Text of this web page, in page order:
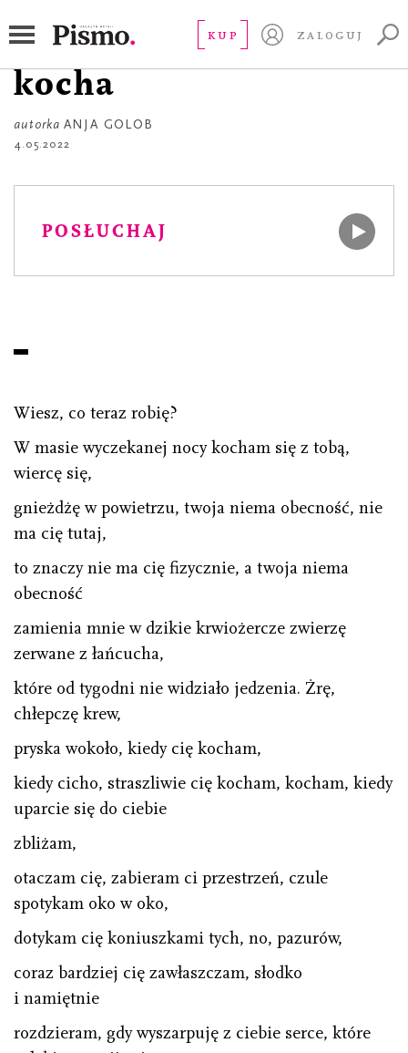
KUP ZALOGUJ
Serce, które kocha,
kocha
autorka ANJA GOLOB
4.05.2022
POSŁUCHAJ
Wiesz, co teraz robię?
W masie wyczekanej nocy kocham się z tobą,
wiercę się,
gnieżdżę w powietrzu, twoja niema obecność, nie
ma cię tutaj,
to znaczy nie ma cię fizycznie, a twoja niema
obecność
zamienia mnie w dzikie krwiożercze zwierzę
zerwane z łańcucha,
które od tygodni nie widziało jedzenia. Żrę,
chłepczę krew,
pryska wokoło, kiedy cię kocham,
kiedy cicho, straszliwie cię kocham, kocham, kiedy
uparcie się do ciebie
zbliżam,
otaczam cię, zabieram ci przestrzeń, czule
spotykam oko w oko,
dotykam cię koniuszkami tych, no, pazurów,
coraz bardziej cię zawłaszczam, słodko
i namiętnie
rozdzieram, gdy wyszarpuję z ciebie serce, które